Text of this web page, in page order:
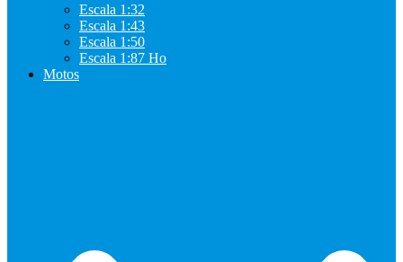
Escala 1:32
Escala 1:43
Escala 1:50
Escala 1:87 Ho
Motos